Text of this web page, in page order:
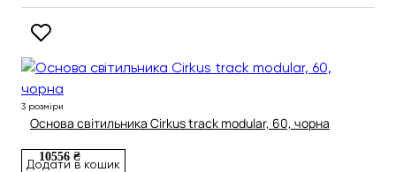
3 розміри
Основа світильника Cirkus track modular, 60, чорна
10556 ₴
Додати в кошик